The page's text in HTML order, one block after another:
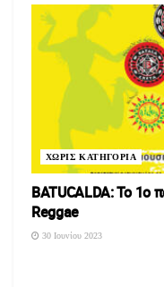
ΧΩΡΙΣ ΚΑΤΗΓΟΡΙΑ
BATUCALDA: To 1ο
Reggae
30 Ιουνίου 2023